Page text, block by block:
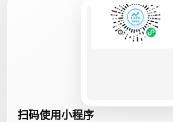
扫码使用小程序